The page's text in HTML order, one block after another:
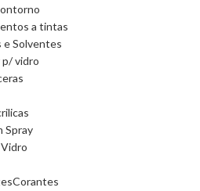
a tintas
e Solventes
vidro
Spray
Corantes